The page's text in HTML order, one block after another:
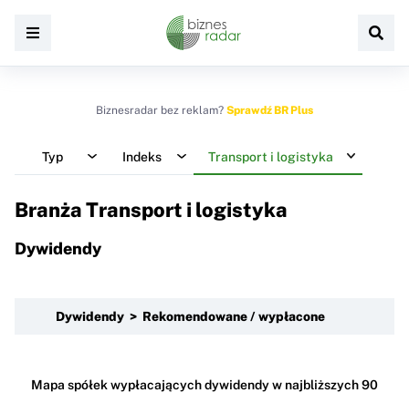
Biznesradar bez reklam? Sprawdź BR Plus
Typ Indeks Transport i logistyka
Branża Transport i logistyka
Dywidendy
Dywidendy > Rekomendowane / wypłacone
Mapa spółek wypłacających dywidendy w najbliższych 90